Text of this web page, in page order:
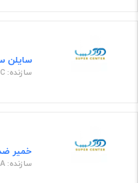
سایلن
سازنده: DENTONICS, INC
خمیر
سازنده: DENTSCARE LTDA